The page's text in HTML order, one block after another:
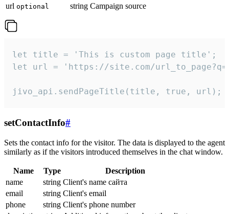
url optional string Campaign source
let title = 'This is custom page title';
let url = 'https://site.com/
jivo_api.sendPageTitle(title, true, url);
setContactInfo#
Sets the contact info for the visitor. The data is displayed to the agent
similarly as if the visitors introduced themselves in the chat window.
Name Type
Description
name
string Client's name сайта
email
string Client's email
phone
string Client's phone number